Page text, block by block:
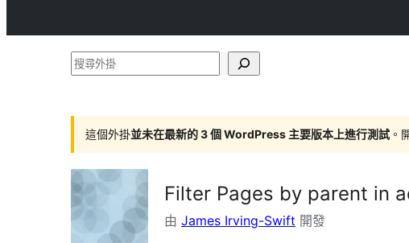
搜
這個外掛並未在最新的 3 個 WordPress 主要版本上進行測試 。
Filter Pages by parent in
由 James Irving-Swift 開發